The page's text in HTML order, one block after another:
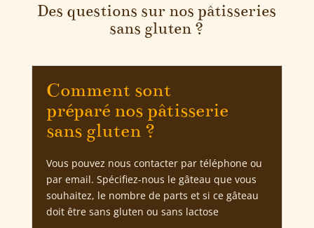
Des questions sur nos pâtisseries
sans gluten ?
Comment sont
préparé nos pâtisserie
sans gluten ?
Vous pouvez nous contacter par téléphone ou
par email. Spécifiez-nous le gâteau que vous
souhaitez, le nombre de parts et si ce gâteau
doit être sans gluten ou sans lactose